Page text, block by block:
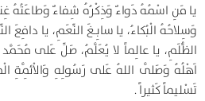
يا مَنِ اسْمُهُ دَواءٌ وَذِكْرُهُ شِفاءٌ وَطاعَتُهُ
وَسِلاحُهُ الْبُكاءُ، يا سابِـغَ النِّعَمِ، يا
الظُّلَمِ، يا عالِماً لا يُعَلَّمُ، صَلِّ عَلى
اَهْلُهُ وَصَلَّى اللهُ عَلى رَسُولِهِ وَالاْئِمَّةِ
تَسْليماً كَثيراً .